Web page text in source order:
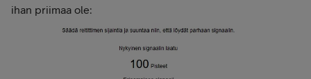
ihan priimaa ole: